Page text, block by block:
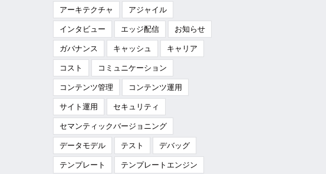
アーキテクチャ アジャイル
インタビュー エッジ配信 お知らせ
ガバナンス キャッシュ キャリア
コスト コミュニケーション
コンテンツ管理 コンテンツ運用
サイト運用 セキュリティ
セマンティックバージョニング
データモデル テスト デバッグ
テンプレート テンプレートエンジン